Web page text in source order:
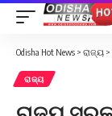
Odisha Hot News > ରାଜ୍ୟ >
ରାଜ୍ୟ